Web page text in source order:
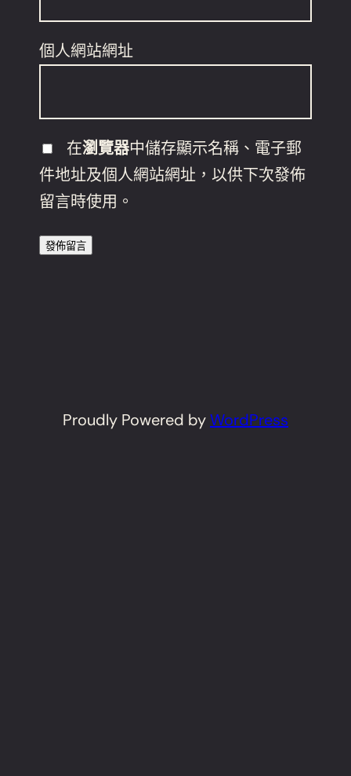
個人網站網址
在瀏覽器中儲存顯示名稱、電子郵
件地址及個人網站網址，以供下次發佈
留言時使用。
Proudly Powered byWordPress